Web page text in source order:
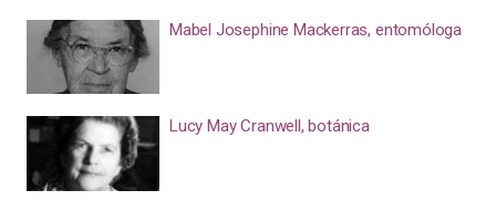
Mabel Josephine Mackerras, entomóloga
Lucy May Cranwell, botánica